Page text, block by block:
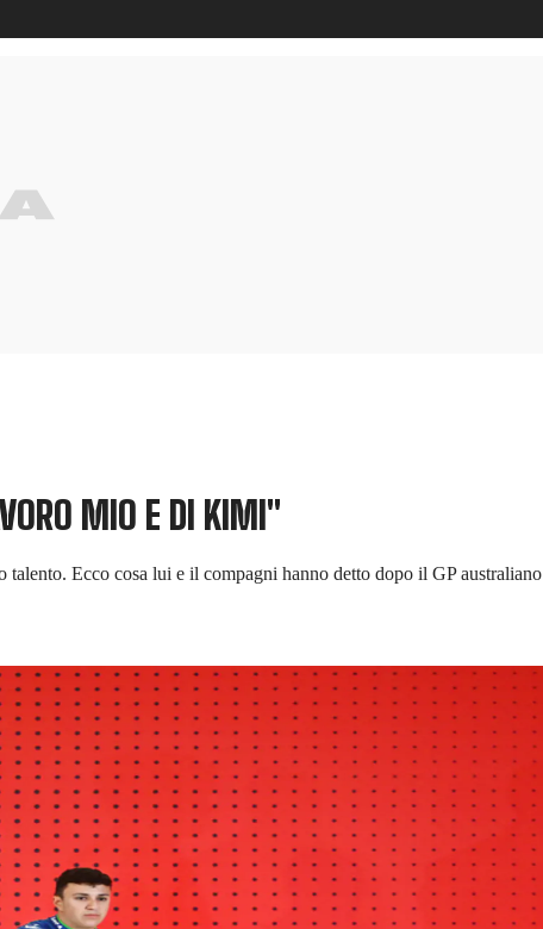
MIO E DI KIMI"
Ecco cosa lui e il compagni hanno detto dopo il GP australiano